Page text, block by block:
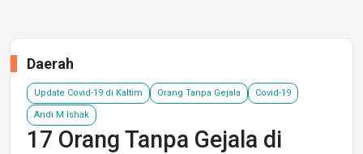
Daerah
Update Covid-19 di Kaltim Orang Tanpa Gejala Covid-19
Andi M Ishak
17 Orang Tanpa Gejala di